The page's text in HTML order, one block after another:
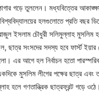
গড়ে তুললেন। মধ্যবিত্তের
হলগুলোতে প্রতি বছর
ইসলাম চৌধুরী সলিমুল্লাহ
ছাত্র সংসদের সদস্য হবে ফার্স্ট
এর আগে হল নির্বাচন হতো
মুসলিম লীগের পক্ষের ছাত্র এবং
হলে গণতান্ত্রিক ছাত্রফ্রন্ট গড়ে